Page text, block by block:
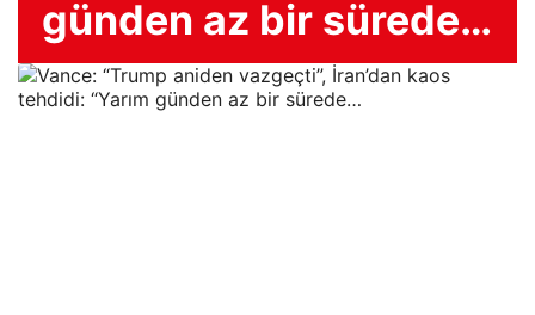
günden az bir sürede…